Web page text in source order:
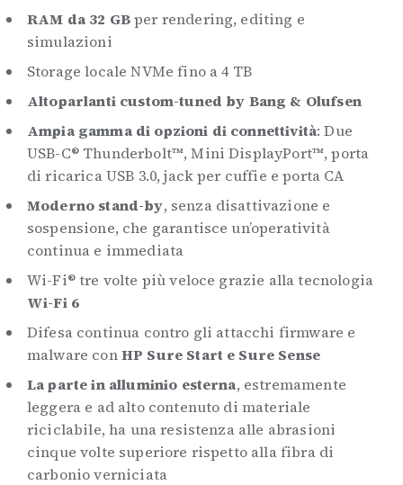
RAM da 32 GBper rendering, editing e
simulazioni
Storage locale NVMe fino a 4 TB
Altoparlanti custom-tuned by Bang & Olufsen
Ampia gamma di opzioni di connettività: Due
USB-C® Thunderbolt™, Mini DisplayPort™, porta
di ricarica USB 3.0, jack per cuffie e porta CA
Moderno stand-by, senza disattivazione e
sospensione, che garantisce un’operatività
continua e immediata
Wi-Fi® tre volte più veloce grazie alla tecnologia
Wi-Fi 6
Difesa continua contro gli attacchi firmware e
malware conHP Sure Start e Sure Sense
La parte in alluminio esterna, estremamente
leggera e ad alto contenuto di materiale
riciclabile, ha una resistenza alle abrasioni
cinque volte superiore rispetto alla fibra di
carbonio verniciata